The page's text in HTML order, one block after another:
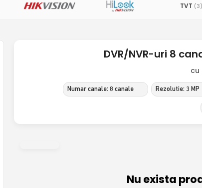
TVT (3)
DVR/NVR-uri 8
cu
Numar canale: 8 canale Rezolutie: 3 MP
Nu exista